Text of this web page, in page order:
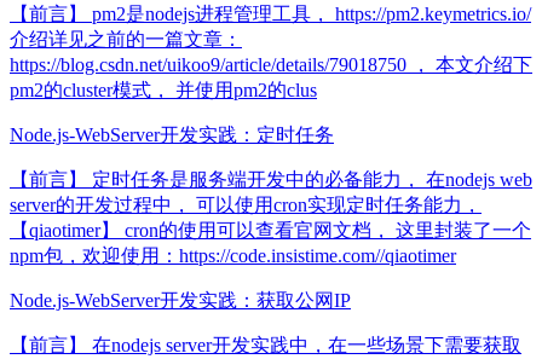
【前言】 pm2是nodejs进程管理工具， https://pm2.keymetrics.io/
介绍详见之前的一篇文章：
https://blog.csdn.net/uikoo9/article/details/79018750 ， 本文介绍下
pm2的cluster模式， 并使用pm2的clus
Node.js-WebServer开发实践：定时任务
【前言】 定时任务是服务端开发中的必备能力， 在nodejs web
server的开发过程中， 可以使用cron实现定时任务能力，
【qiaotimer】 cron的使用可以查看官网文档， 这里封装了一个
npm包，欢迎使用：https://code.insistime.com//qiaotimer
Node.js-WebServer开发实践：获取公网IP
【前言】 在nodejs server开发实践中，在一些场景下需要获取